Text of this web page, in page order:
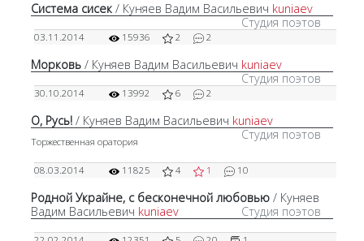
Система сисек / Куняев Вадим Васильевич kuniaev
Студия поэтов
03.11.2014 15936 2 2
Морковь / Куняев Вадим Васильевич kuniaev
Студия поэтов
30.10.2014 13992 6 2
О, Русь! / Куняев Вадим Васильевич kuniaev
Студия поэтов
Торжественная оратория
08.03.2014 11825 4 1 10
Родной Украйне, с бесконечной любовью / Куняев
Вадим Васильевич kuniaev Студия поэтов